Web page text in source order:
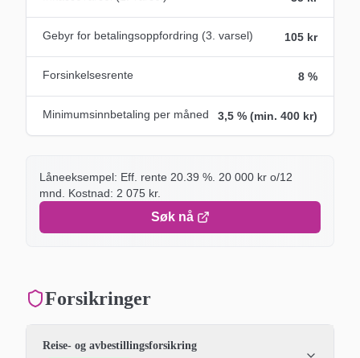
Gebyr for betalings­oppfordring (3. varsel) 105 kr
Forsinkelsesrente 8 %
Minimumsinnbetaling per måned 3,5 % (min. 400 kr)
Låneeksempel: Eff. rente 20.39 %. 20 000 kr o/12
mnd. Kostnad: 2 075 kr.
Søk nå
Forsikringer
Reise- og avbestillingsforsikring